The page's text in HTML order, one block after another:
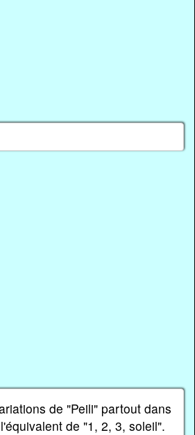
de "Peili" partout dans
de "1, 2, 3, soleil".